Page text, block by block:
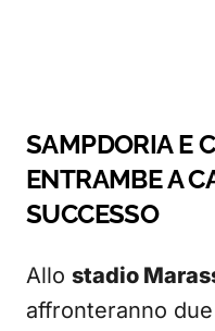
SAMPDORIA E
ENTRAMBE A
SUCCESSO
Allo stadio
affronteranno